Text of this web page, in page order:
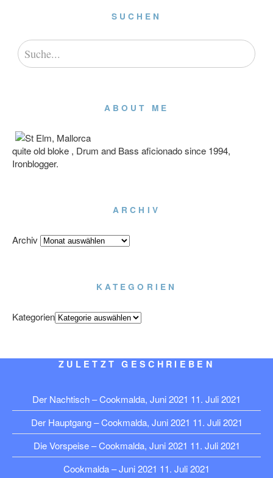
SUCHEN
ABOUT ME
quite old bloke , Drum and Bass aficionado since 1994,
Ironblogger.
ARCHIV
Archiv
KATEGORIEN
Kategorien
ZULETZT GESCHRIEBEN
Der Nachtisch – Cookmalda, Juni 2021 11. Juli 2021
Der Hauptgang – Cookmalda, Juni 2021 11. Juli 2021
Die Vorspeise – Cookmalda, Juni 2021 11. Juli 2021
Cookmalda – Juni 2021 11. Juli 2021